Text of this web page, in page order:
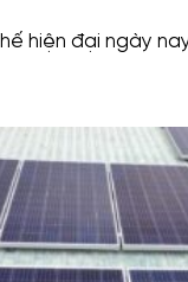
hiện đại ngày